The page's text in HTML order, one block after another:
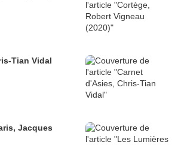
Tian Vidal
Jacques